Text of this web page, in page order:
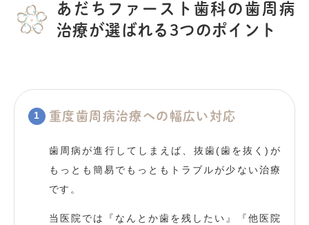
あだちファースト歯科の歯周病
治療が選ばれる3つのポイント
重度歯周病治療への幅広い対応
歯周病が進行してしまえば、抜歯(歯を抜く)が
もっとも簡易でもっともトラブルが少ない治療
です。
当医院では『なんとか歯を残したい』『他医院